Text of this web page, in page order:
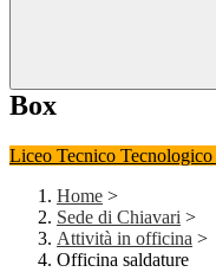
Box
Liceo Tecnico Tecnologico
Home >
Sede di Chiavari >
Attività in officina >
Officina saldature